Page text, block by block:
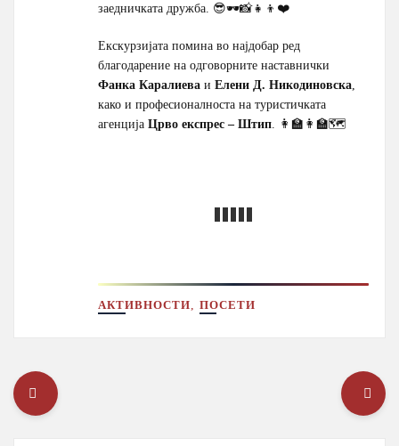
заедничката дружба. 😎🕶️📸👧👦❤️
Екскурзијата помина во најдобар ред
благодарение на одговорните наставнички
Фанка Каралиева иЕлени Д. Никодиновска,
како и професионалноста на туристичката
агенцијаЦрво експрес – Штип. 👩‍🏫👩‍🏫🗺️
АКТИВНОСТИ ,ПОСЕТИ